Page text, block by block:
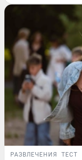
РАЗВЛЕЧЕНИЯ ТЕСТ